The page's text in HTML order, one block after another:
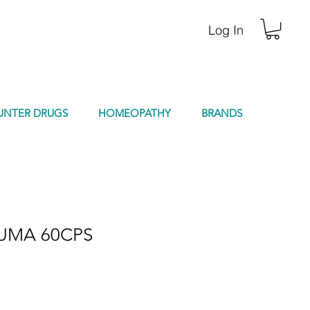
Log In
DRUGS HOMEOPATHY BRANDS
60CPS